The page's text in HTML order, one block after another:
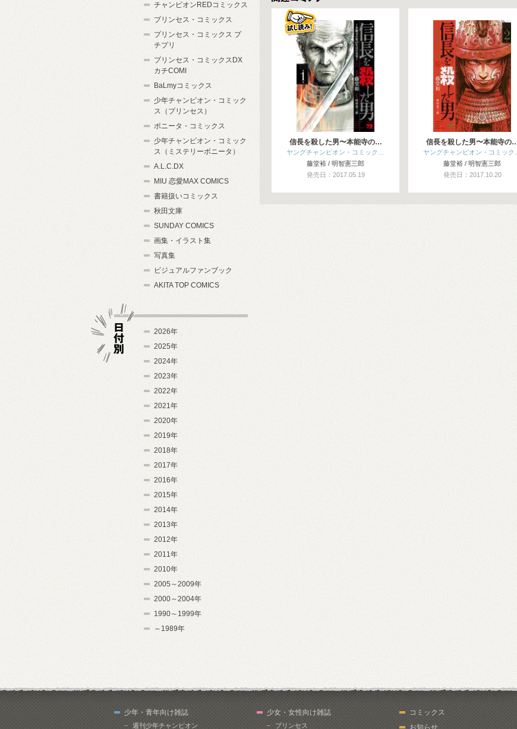
関連コミックス
信長を殺した男〜本能寺の…
ヤングチャンピオン・コミック…
藤堂裕 / 明智憲三郎
発売日：2017.05.19
信長を殺した男〜本能寺の
ヤングチャンピオン・コミック…
藤堂裕 / 明智憲三郎
発売日：2017.10.20
チャンピオンREDコミックス
プリンセス・コミックス
プリンセス・コミックス プ
チプリ
プリンセス・コミックスDX
カチCOMI
BaLmyコミックス
少年チャンピオン・コミック
ス（プリンセス）
ボニータ・コミックス
少年チャンピオン・コミック
ス（ミステリーボニータ）
A.L.C.DX
MIU 恋愛MAX COMICS
書籍扱いコミックス
秋田文庫
SUNDAY COMICS
画集・イラスト集
写真集
ビジュアルファンブック
AKITA TOP COMICS
2026年
2025年
2024年
2023年
2022年
2021年
2020年
2019年
2018年
2017年
2016年
2015年
2014年
2013年
2012年
2011年
2010年
2005～2009年
2000～2004年
1990～1999年
～1989年
少年・青年向け雑誌
週刊少年チャンピオン
少女・女性向け雑誌
プリンセス
コミックス
お知らせ